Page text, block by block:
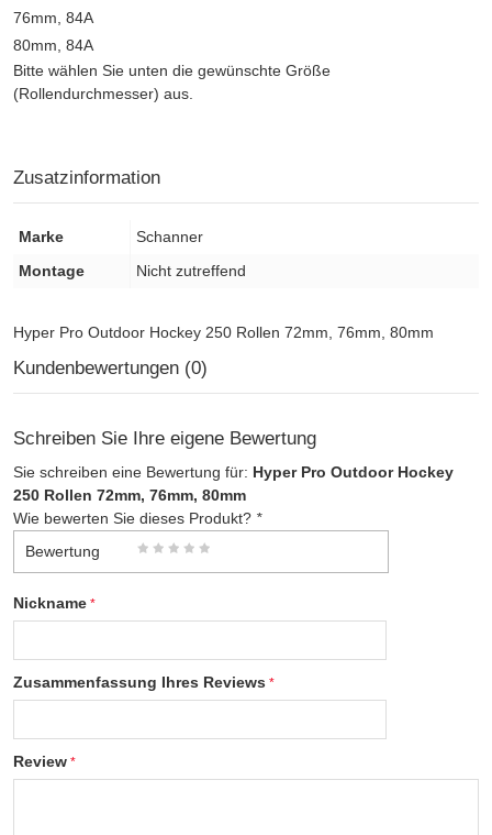
76mm, 84A
80mm, 84A
Bitte wählen Sie unten die gewünschte Größe
(Rollendurchmesser) aus.
Zusatzinformation
Marke
Schanner
Montage
Nicht zutreffend
Hyper Pro Outdoor Hockey 250 Rollen 72mm, 76mm, 80mm
Kundenbewertungen (0)
Schreiben Sie Ihre eigene Bewertung
Sie schreiben eine Bewertung für: Hyper Pro Outdoor Hockey
250 Rollen 72mm, 76mm, 80mm
Wie bewerten Sie dieses Produkt? *
Bewertung
Nickname
Zusammenfassung Ihres Reviews
Review